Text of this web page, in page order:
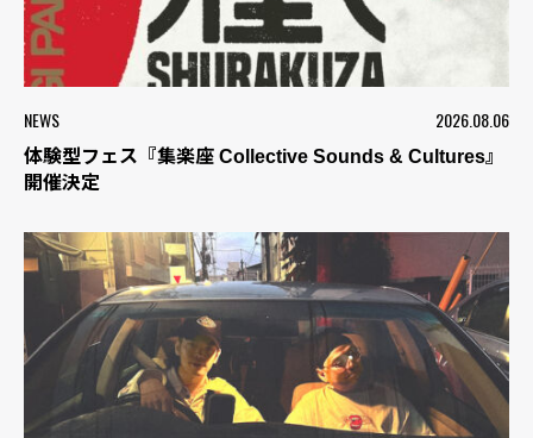
NEWS 2026.08.06
体験型フェス『集楽座 Collective Sounds & Cultures』
開催決定